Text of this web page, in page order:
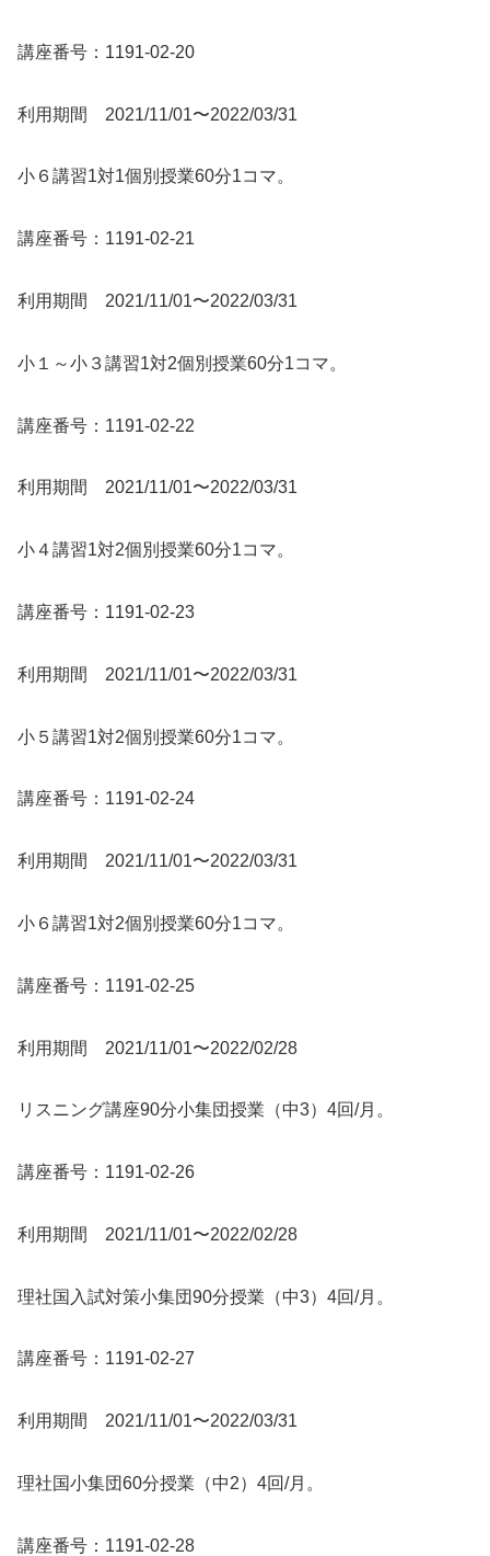
講座番号：1191-02-20
利用期間 2021/11/01〜2022/03/31
小６講習1対1個別授業60分1コマ。
講座番号：1191-02-21
利用期間 2021/11/01〜2022/03/31
小１～小３講習1対2個別授業60分1コマ。
講座番号：1191-02-22
利用期間 2021/11/01〜2022/03/31
小４講習1対2個別授業60分1コマ。
講座番号：1191-02-23
利用期間 2021/11/01〜2022/03/31
小５講習1対2個別授業60分1コマ。
講座番号：1191-02-24
利用期間 2021/11/01〜2022/03/31
小６講習1対2個別授業60分1コマ。
講座番号：1191-02-25
利用期間 2021/11/01〜2022/02/28
リスニング講座90分小集団授業（中3）4回/月。
講座番号：1191-02-26
利用期間 2021/11/01〜2022/02/28
理社国入試対策小集団90分授業（中3）4回/月。
講座番号：1191-02-27
利用期間 2021/11/01〜2022/03/31
理社国小集団60分授業（中2）4回/月。
講座番号：1191-02-28